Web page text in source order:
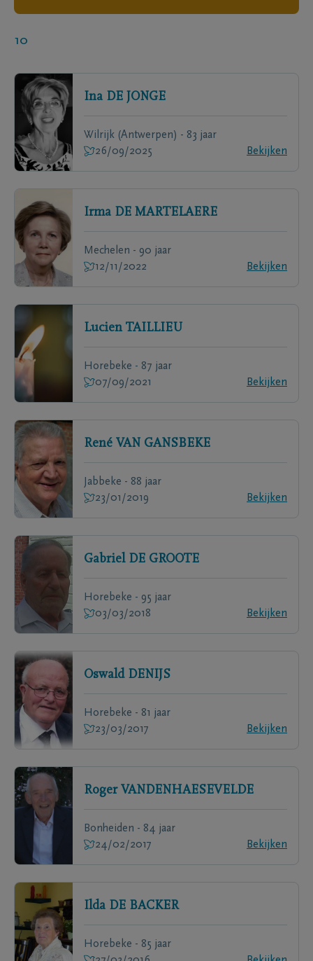
10
Ina DE JONGE
Wilrijk (Antwerpen) - 83 jaar
26/09/2025
Bekijken
Irma DE MARTELAERE
Mechelen - 90 jaar
12/11/2022
Bekijken
Lucien TAILLIEU
Horebeke - 87 jaar
07/09/2021
Bekijken
René VAN GANSBEKE
Jabbeke - 88 jaar
23/01/2019
Bekijken
Gabriel DE GROOTE
Horebeke - 95 jaar
03/03/2018
Bekijken
Oswald DENIJS
Horebeke - 81 jaar
23/03/2017
Bekijken
Roger VANDENHAESEVELDE
Bonheiden - 84 jaar
24/02/2017
Bekijken
Ilda DE BACKER
Horebeke - 85 jaar